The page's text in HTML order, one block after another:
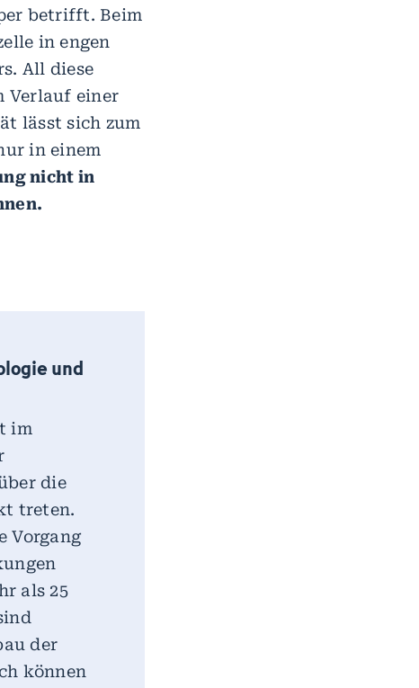
betrifft. Beim
in engen
All diese
Verlauf einer
lässt sich zum
in einem
nicht in
und
im
die
treten.
Vorgang
als 25
der
können